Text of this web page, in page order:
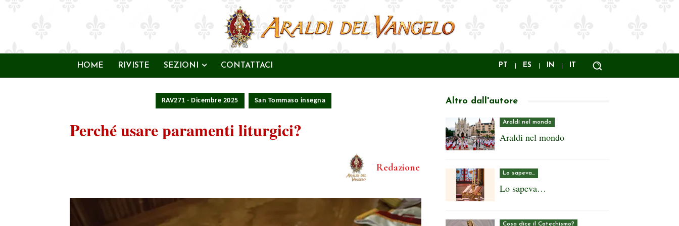
HOME RIVISTE SEZIONI CONTATTACI PT ES IN IT
RAV271 - Dicembre 2025 San Tommaso insegna
Perché usare paramenti liturgici?
Redazione
Altro dall'autore
Araldi nel mondo
Araldi nel mondo
Lo sapeva…
Lo sapeva…
Cosa dice il Catechismo?